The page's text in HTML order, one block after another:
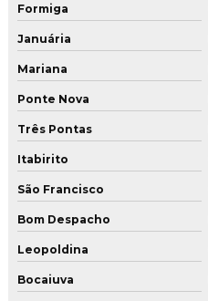
Formiga
Januária
Mariana
Ponte Nova
Três Pontas
Itabirito
São Francisco
Bom Despacho
Leopoldina
Bocaiuva